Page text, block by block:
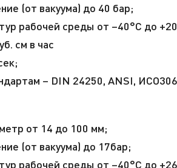
(от вакуума) до 40 бар;
рабочей среды от –40°С до
см в час
– DIN 24250, ANSI,
от 14 до 100 мм;
(от вакуума) до 17бар;
рабочей среды от –40°С до